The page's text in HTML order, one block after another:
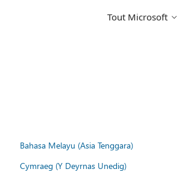
Tout Microsoft
Bahasa Melayu (Asia Tenggara)
Cymraeg (Y Deyrnas Unedig)